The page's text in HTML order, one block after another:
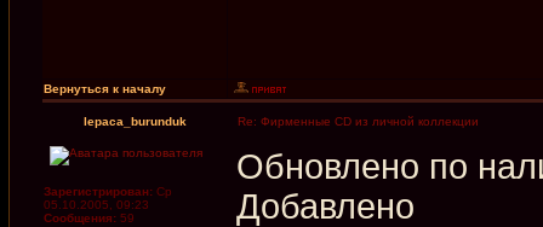
Вернуться к началу
lepaca_burunduk Re: Фирменные CD из личной коллекции
Зарегистрирован: Ср
05.10.2005, 09:23
Сообщения: 59
Обновлено по
Добавлено